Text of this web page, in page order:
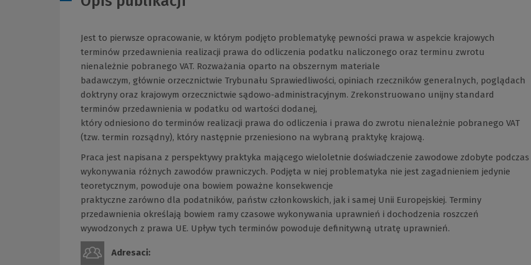
Jest to pierwsze opracowanie, w którym podjęto problematykę pewności prawa w aspekcie krajowych
terminów przedawnienia realizacji prawa do odliczenia podatku naliczonego oraz terminu zwrotu
nienależnie pobranego VAT. Rozważania oparto na obszernym materiale
badawczym, głównie orzecznictwie Trybunału Sprawiedliwości, opiniach rzeczników generalnych, poglądach
doktryny oraz krajowym orzecznictwie sądowo-administracyjnym. Zrekonstruowano unijny standard
terminów przedawnienia w podatku od wartości dodanej,
który odniesiono do terminów realizacji prawa do odliczenia i prawa do zwrotu nienależnie pobranego VAT
(tzw. termin rozsądny), który następnie przeniesiono na wybraną praktykę krajową.
Praca jest napisana z perspektywy praktyka mającego wieloletnie doświadczenie zawodowe zdobyte podczas
wykonywania różnych zawodów prawniczych. Podjęta w niej problematyka nie jest zagadnieniem jedynie
teoretycznym, powoduje ona bowiem poważne konsekwencje
praktyczne zarówno dla podatników, państw członkowskich, jak i samej Unii Europejskiej. Terminy
przedawnienia określają bowiem ramy czasowe wykonywania uprawnień i dochodzenia roszczeń
wywodzonych z prawa UE. Upływ tych terminów powoduje definitywną utratę uprawnień.
Adresaci: